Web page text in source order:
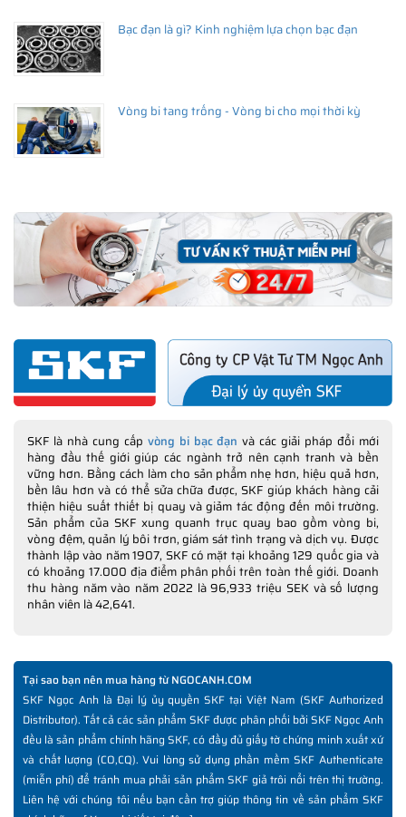
Bạc đạn là gì? Kinh nghiệm lựa chọn bạc đạn
Vòng bi tang trống - Vòng bi cho mọi thời kỳ
SKF là nhà cung cấp vòng bi bạc đạn và các giải pháp đổi mới
hàng đầu thế giới giúp các ngành trở nên cạnh tranh và bền
vững hơn. Bằng cách làm cho sản phẩm nhẹ hơn, hiệu quả hơn,
bền lâu hơn và có thể sửa chữa được, SKF giúp khách hàng cải
thiện hiệu suất thiết bị quay và giảm tác động đến môi trường.
Sản phẩm của SKF xung quanh trục quay bao gồm vòng bi,
vòng đệm, quản lý bôi trơn, giám sát tình trạng và dịch vụ. Được
thành lập vào năm 1907, SKF có mặt tại khoảng 129 quốc gia và
có khoảng 17.000 địa điểm phân phối trên toàn thế giới. Doanh
thu hàng năm vào năm 2022 là 96,933 triệu SEK và số lượng
nhân viên là 42,641.
Tại sao bạn nên mua hàng từ NGOCANH.COM
SKF Ngọc Anh là Đại lý ủy quyền SKF tại Việt Nam (SKF Authorized
Distributor). Tất cả các sản phẩm SKF được phân phối bởi SKF Ngọc Anh
đều là sản phẩm chính hãng SKF, có đầy đủ giấy tờ chứng minh xuất xứ
và chất lượng (CO,CQ). Vui lòng sử dụng phần mềm SKF Authenticate
(miễn phí) để tránh mua phải sản phẩm SKF giả trôi nổi trên thị trường.
Liên hệ với chúng tôi nếu bạn cần trợ giúp thông tin về sản phẩm SKF